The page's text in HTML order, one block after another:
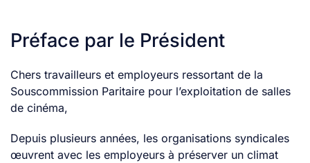
Préface par le Président
Chers travailleurs et employeurs ressortant de la
Souscommission Paritaire pour l’exploitation de salles
de cinéma,
Depuis plusieurs années, les organisations syndicales
œuvrent avec les employeurs à préserver un climat